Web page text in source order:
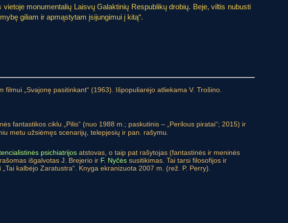
monumentalių Laisvų Galaktinių Respublikų drobių. Beje, viltis nubusti
giliam ir apmąstytam įsijungimui į kitą“.
„Svajonę pasitinkant“ (1963). Išpopuliarėjo atliekama V. Trošino.
fantastikos ciklu „Pilis“ (nuo 1988 m.; paskutinis – „Perilous piratai“; 2015) ir
metu užsiėmęs scenarijų, telepjesių ir pan. rašymu.
psichiatrijosatstovas, o taip pat rašytojas (fantastinės ir meninės
išgalvotas J. Brejerio ir F. Nyčėssusitikimas. Tai tarsi filosofijos ir
kalbėjo Zaratustra“. Knyga ekranizuota 2007 m. (rež. P. Perry).